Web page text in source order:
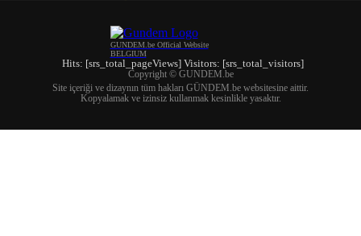
GUNDEM.be Official Website
BELGIUM
Hits: [srs_total_pageViews] Visitors: [srs_total_visitors]
Copyright © GUNDEM.be
Site içeriği ve dizaynın tüm hakları GÜNDEM.be websitesine aittir.
Kopyalamak ve izinsiz kullanmak kesinlikle yasaktır.